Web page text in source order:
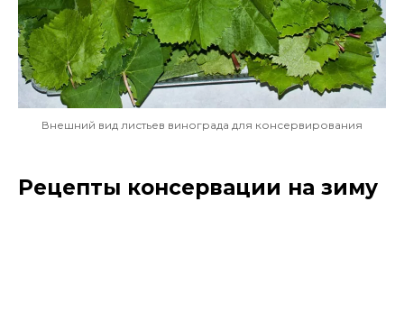
Внешний вид листьев винограда для консервирования
Рецепты консервации на зиму